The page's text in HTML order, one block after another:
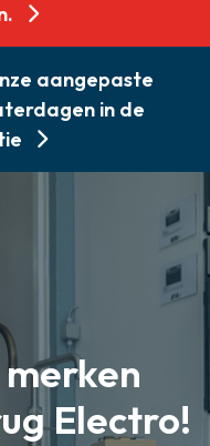
Zoeken
aangepaste
in de
Electro!